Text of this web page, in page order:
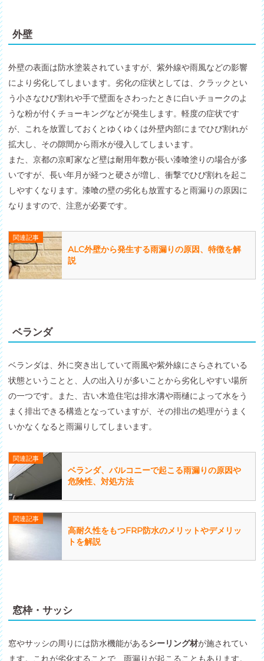
外壁
外壁の表面は防水塗装されていますが、紫外線や雨風などの影響
により劣化してしまいます。劣化の症状としては、クラックとい
う小さなひび割れや手で壁面をさわったときに白いチョークのよ
うな粉が付くチョーキングなどが発生します。軽度の症状です
が、これを放置しておくとゆくゆくは外壁内部にまでひび割れが
拡大し、その隙間から雨水が侵入してしまいます。
また、京都の京町家など壁は耐用年数が長い漆喰塗りの場合が多
いですが、長い年月が経つと硬さが増し、衝撃でひび割れを起こ
しやすくなります。漆喰の壁の劣化も放置すると雨漏りの原因に
なりますので、注意が必要です。
関連記事
ALC外壁から発生する雨漏りの原因、特徴を解
説
ベランダ
ベランダは、外に突き出していて雨風や紫外線にさらされている
状態ということと、人の出入りが多いことから劣化しやすい場所
の一つです。また、古い木造住宅は排水溝や雨樋によって水をう
まく排出できる構造となっていますが、その排出の処理がうまく
いかなくなると雨漏りしてしまいます。
関連記事
ベランダ、バルコニーで起こる雨漏りの原因や
危険性、対処方法
関連記事
高耐久性をもつFRP防水のメリットやデメリッ
トを解説
窓枠・サッシ
窓やサッシの周りには防水機能があるシーリング材が施されてい
ます。これが劣化することで、雨漏りが起こることもあります。